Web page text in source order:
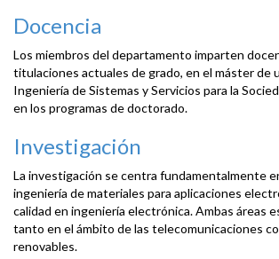
Docencia
Los miembros del departamento imparten
titulaciones actuales de grado, en el máster de
Ingeniería de Sistemas y Servicios para la
en los programas de doctorado.
Investigación
La investigación se centra fundamentalmente
ingeniería de materiales para aplicaciones
calidad en ingeniería electrónica. Ambas áreas
tanto en el ámbito de las telecomunicaciones
renovables.